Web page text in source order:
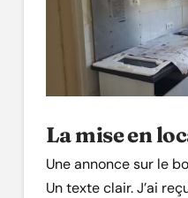
La mise en
Une annonce sur le
Un texte clair. J’ai